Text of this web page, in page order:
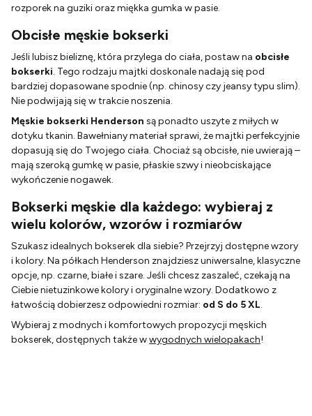
rozporek na guziki oraz miękka gumka w pasie.
Obcisłe męskie bokserki
Jeśli lubisz bieliznę, która przylega do ciała, postaw na obcisłe
bokserki. Tego rodzaju majtki doskonale nadają się pod
bardziej dopasowane spodnie (np. chinosy czy jeansy typu slim).
Nie podwijają się w trakcie noszenia.
Męskie bokserki Henderson są ponadto uszyte z miłych w
dotyku tkanin. Bawełniany materiał sprawi, że majtki perfekcyjnie
dopasują się do Twojego ciała. Chociaż są obcisłe, nie uwierają –
mają szeroką gumkę w pasie, płaskie szwy i nieobciskające
wykończenie nogawek.
Bokserki męskie dla każdego: wybieraj z
wielu kolorów, wzorów i rozmiarów
Szukasz idealnych bokserek dla siebie? Przejrzyj dostępne wzory
i kolory. Na półkach Henderson znajdziesz uniwersalne, klasyczne
opcje, np. czarne, białe i szare. Jeśli chcesz zaszaleć, czekają na
Ciebie nietuzinkowe kolory i oryginalne wzory. Dodatkowo z
łatwością dobierzesz odpowiedni rozmiar: od S do 5 XL.
Wybieraj z modnych i komfortowych propozycji męskich
bokserek, dostępnych także wwygodnych wielopakach!